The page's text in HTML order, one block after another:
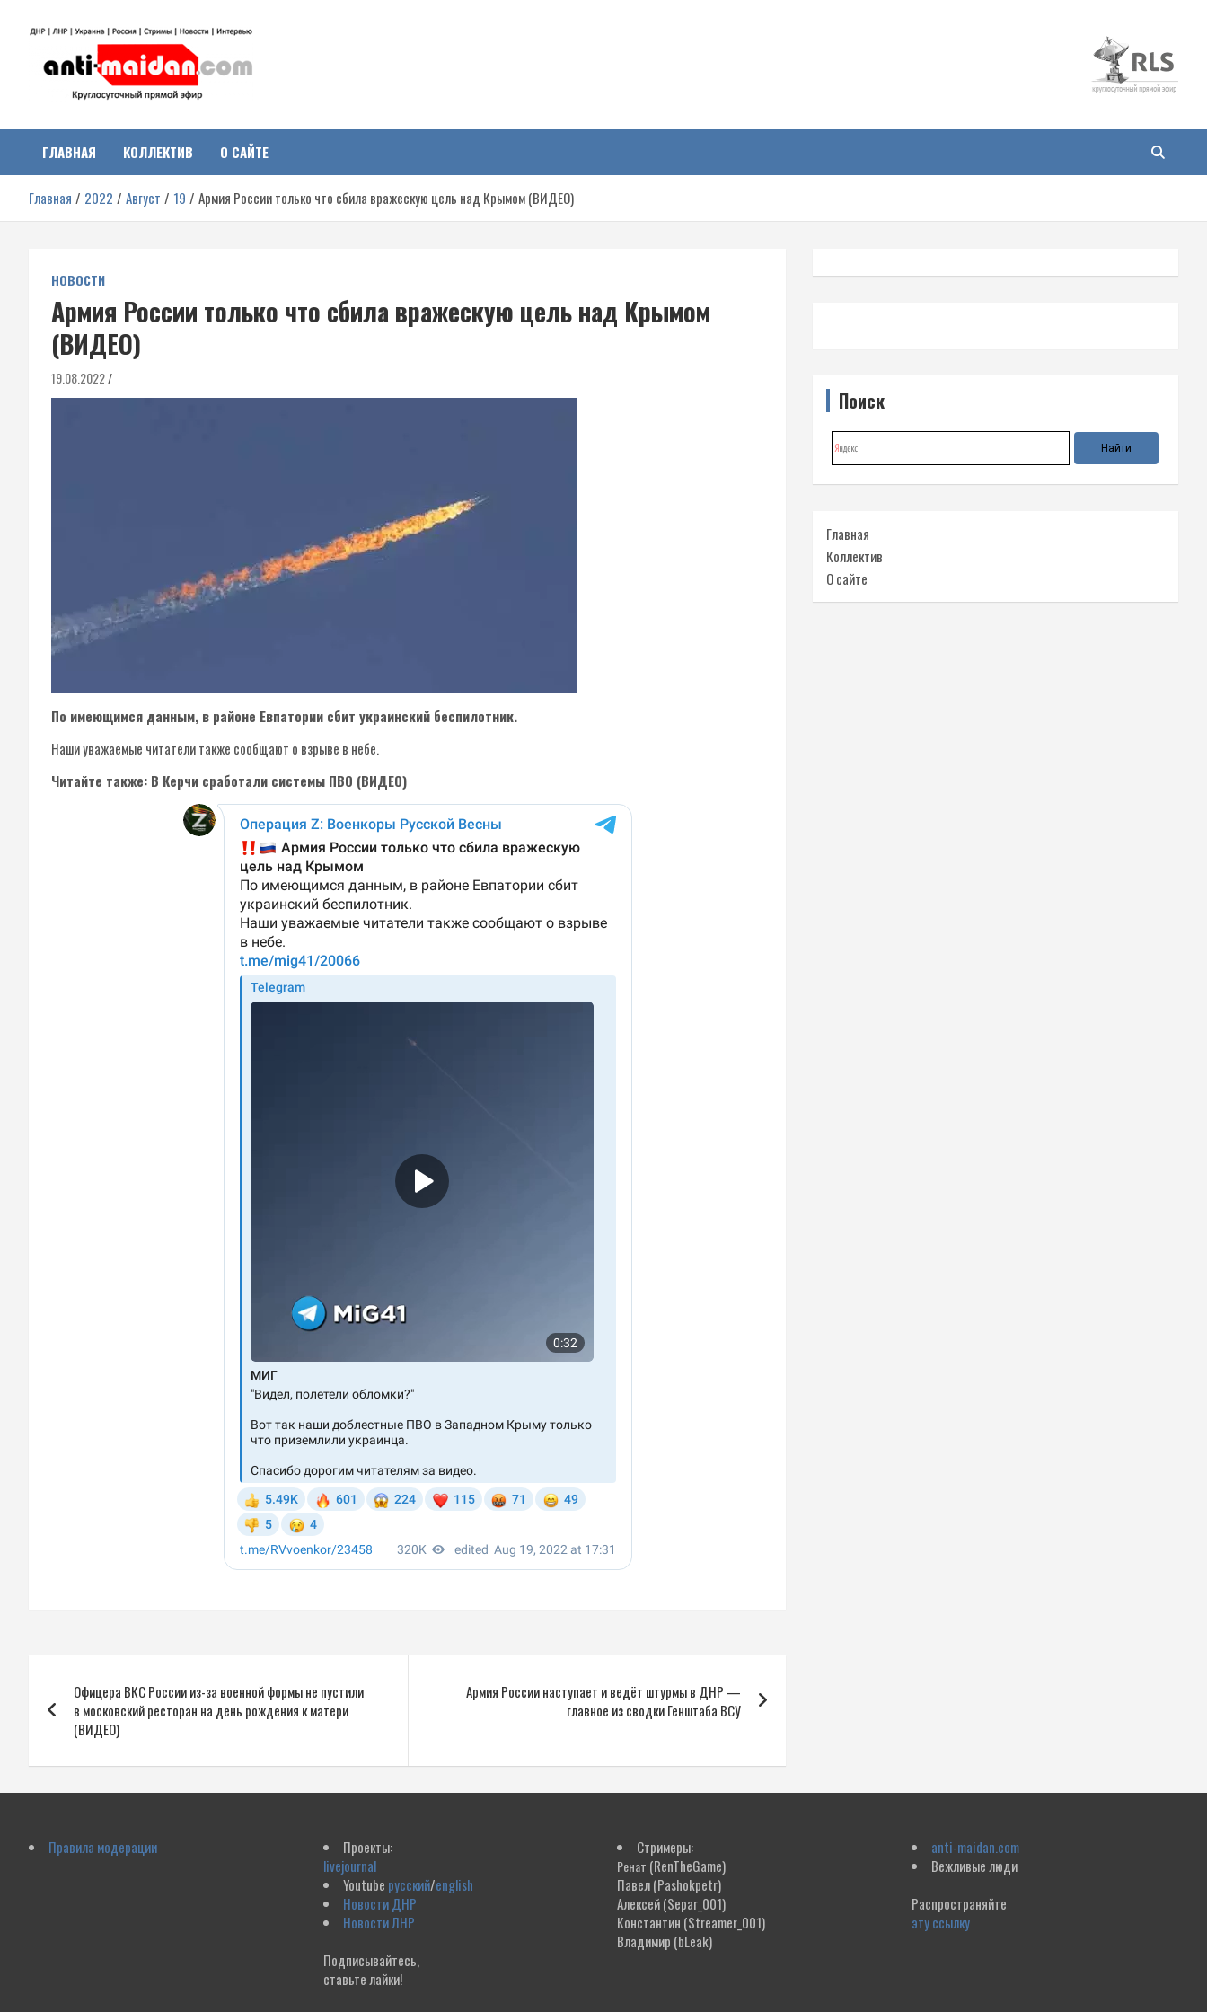
Антимайдан:
Гражданская война на
Украине
о гражданской войне на Украине, включая события в Новороссии,
ДНР, ЛНР и других регионах.
ГЛАВНАЯ КОЛЛЕКТИВ О САЙТЕ
Главная 2022 Август 19 Армия России только что сбила вражескую цель над Крымом (ВИДЕО)
НОВОСТИ
Армия России только что сбила вражескую цель над Крымом
(ВИДЕО)
19.08.2022
По имеющимся данным, в районе Евпатории сбит украинский беспилотник.
Наши уважаемые читатели также сообщают о взрыве в небе.
Читайте также: В Керчи сработали системы ПВО (ВИДЕО)
по
записям
Офицера ВКС России из-за военной формы не пустили
в московский ресторан на день рождения к матери
(ВИДЕО)
Армия России наступает и ведёт штурмы в ДНР —
главное из сводки Генштаба ВСУ
Поиск
Главная
Коллектив
О сайте
Правила модерации
Проекты:
livejournal
Youtube русский/english
Новости ДНР
Новости ЛНР
Подписывайтесь,
ставьте лайки!
Стримеры:
Ренат (RenTheGame)
Павел(Pashokpetr)
Алексей(Separ_001)
Константин (Streamer_001)
Владимир (bLeak)
anti-maidan.com
Вежливые люди
Распространяйте
эту ссылку